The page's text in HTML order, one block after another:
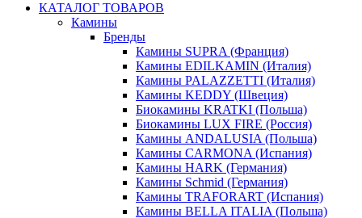
КАТАЛОГ ТОВАРОВ
Камины
Бренды
Камины SUPRA (Франция)
Камины EDILKAMIN (Италия)
Камины PALAZZETTI (Италия)
Камины KEDDY (Швеция)
Биокамины KRATKI (Польша)
Биокамины LUX FIRE (Россия)
Камины ANDALUSIA (Польша)
Камины CARMONA (Испания)
Камины HARK (Германия)
Камины Schmid (Германия)
Камины TRAFORART (Испания)
Камины BELLA ITALIA (Польша)